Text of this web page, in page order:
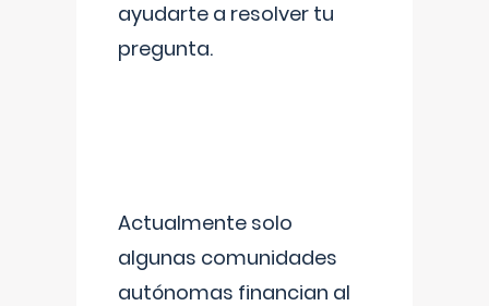
ayudarte a resolver tu
pregunta.
Actualmente solo
algunas comunidades
autónomas financian al